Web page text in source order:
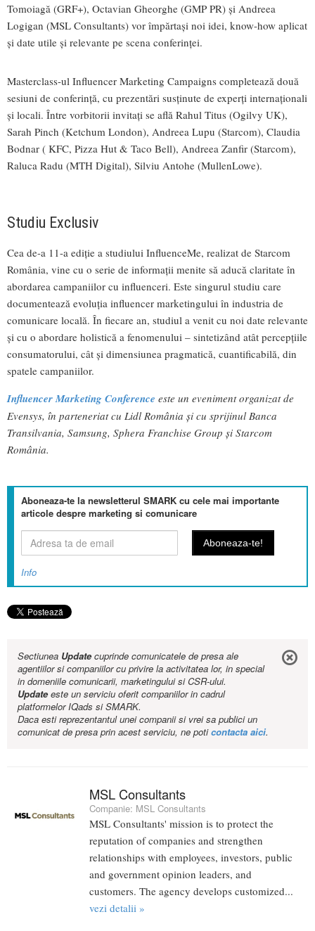
Tomoiagă (GRF+), Octavian Gheorghe (GMP PR) și Andreea
Logigan (MSL Consultants) vor împărtași noi idei, know-how aplicat
și date utile și relevante pe scena conferinței.
Masterclass-ul Influencer Marketing Campaigns completează două
sesiuni de conferință, cu prezentări susținute de experți internaționali
și locali. Între vorbitorii invitați se află Rahul Titus (Ogilvy UK),
Sarah Pinch (Ketchum London), Andreea Lupu (Starcom), Claudia
Bodnar ( KFC, Pizza Hut & Taco Bell), Andreea Zanfir (Starcom),
Raluca Radu (MTH Digital), Silviu Antohe (MullenLowe).
Studiu Exclusiv
Cea de-a 11-a ediție a studiului InfluenceMe, realizat de Starcom
România, vine cu o serie de informații menite să aducă claritate în
abordarea campaniilor cu influenceri. Este singurul studiu care
documentează evoluția influencer marketingului în industria de
comunicare locală. În fiecare an, studiul a venit cu noi date relevante
și cu o abordare holistică a fenomenului – sintetizând atât percepțiile
consumatorului, cât și dimensiunea pragmatică, cuantificabilă, din
spatele campaniilor.
Influencer Marketing Conference este un eveniment organizat de
Evensys, în parteneriat cu Lidl România și cu sprijinul Banca
Transilvania, Samsung, Sphera Franchise Group și Starcom
România.
Aboneaza-te la newsletterul SMARK cu cele mai importante
articole despre marketing si comunicare
Info
Sectiunea Updatecuprinde comunicatele de presa ale
agentiilor si companiilor cu privire la activitatea lor, in special
in domeniile comunicarii, marketingului si CSR-ului.
Updateeste un serviciu oferit companiilor in cadrul
platformelor IQads si SMARK.
Daca esti reprezentantul unei companii si vrei sa publici un
comunicat de presa prin acest serviciu, ne poticontacta aici.
MSL Consultants
Companie: MSL Consultants
MSL Consultants' mission is to protect the
reputation of companies and strengthen
relationships with employees, investors, public
and government opinion leaders, and
customers. The agency develops customized...
vezi detalii »